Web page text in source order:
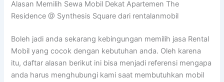
Alasan Memilih Sewa Mobil Dekat Apartemen The
Residence @ Synthesis Square dari rentalanmobil
Boleh jadi anda sekarang kebingungan memilih jasa Rental
Mobil yang cocok dengan kebutuhan anda. Oleh karena
itu, daftar alasan berikut ini bisa menjadi referensi mengapa
anda harus menghubungi kami saat membutuhkan mobil